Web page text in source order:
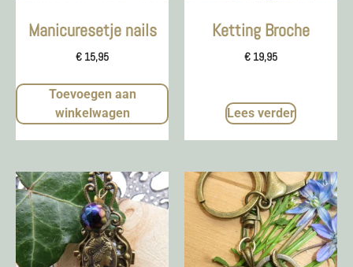
Manicuresetje nails
€ 15,95
Toevoegen aan
winkelwagen
Ketting Broche
€ 19,95
Lees verder